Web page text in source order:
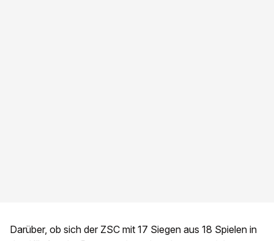
Darüber, ob sich der ZSC mit 17 Siegen aus 18 Spielen in